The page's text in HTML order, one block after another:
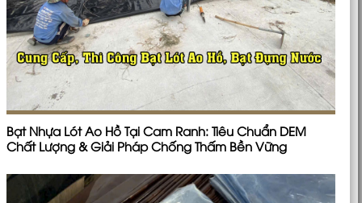
Bạt Nhựa Lót Ao Hồ Tại Cam Ranh: Tiêu Chuẩn DEM
Chất Lượng & Giải Pháp Chống Thấm Bền Vững